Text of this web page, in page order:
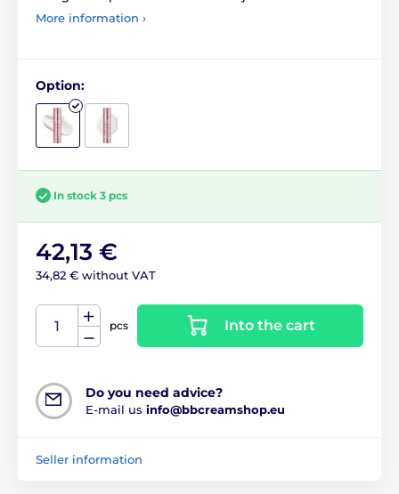
More information ›
Option:
In stock 3 pcs
42,13 €
34,82 € without VAT
pcs Into the cart
Do you need advice?
E-mail us info@bbcreamshop.eu
Seller information